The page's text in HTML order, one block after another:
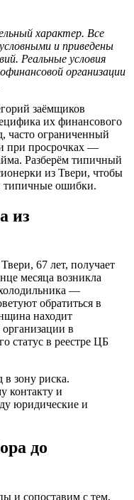
характер. Все
и приведены
Реальные условия
организации
заёмщиков
их финансового
ограниченный
при просрочках —
Разберём типичный
из Твери, чтобы
типичные ошибки.
из
67 лет, получает
месяца возникла
—
обратиться в
находит
в
статус в реестре ЦБ
зону риска.
контакту и
юридические и
до
и сопоставим с тем,